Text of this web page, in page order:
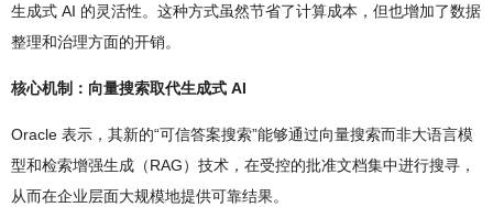
生成式 AI 的灵活性。这种方式虽然节省了计算成本，但也增加了数据
整理和治理方面的开销。
核心机制：向量搜索取代生成式 AI
Oracle 表示，其新的“可信答案搜索”能够通过向量搜索而非大语言模
型和检索增强生成（RAG）技术，在受控的批准文档集中进行搜寻，
从而在企业层面大规模地提供可靠结果。